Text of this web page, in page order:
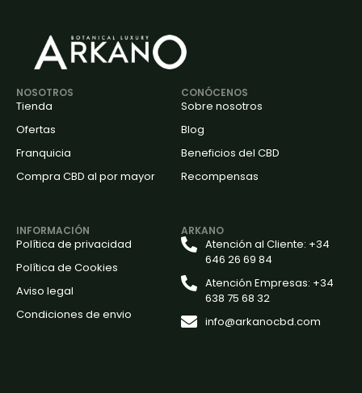
NOSOTROS
Tienda
Ofertas
Franquicia
Compra CBD al por mayor
CONÓCENOS
Sobre nosotros
Blog
Beneficios del CBD
Recompensas
INFORMACIÓN
Política de privacidad
Política de Cookies
Aviso legal
Condiciones de envio
ARKANO
Atención al Cliente: +34
646 26 69 84
Atención Empresas: +34
638 75 68 32
info@arkanocbd.com